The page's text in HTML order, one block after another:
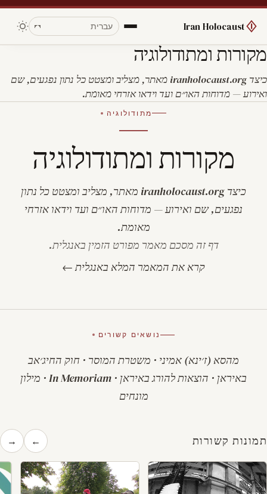
Iran Holocaust
מקורות ומתודולוגיה
כיצד iranholocaust.org מאתר, מצליב ומצטט כל נתון נפגעים, שם
ואירוע — מדוחות האו״ם ועד וידאו אזרחי מאומת.
מתודולוגיה
מקורות ומתודולוגיה
כיצד iranholocaust.org מאתר, מצליב ומצטט כל נתון
נפגעים, שם ואירוע — מדוחות האו״ם ועד וידאו אזרחי
מאומת.
דף זה מסכם מאמר מפורט הזמין באנגלית.
קרא את המאמר המלא באנגלית ←
נושאים קשורים
מהסא (ז׳ינא) אמיני · משטרת המוסר · חוק החיג׳אב
באיראן · הוצאות להורג באיראן ·
In Memoriam
· מילון
מונחים
תמונות קשורות ←
→